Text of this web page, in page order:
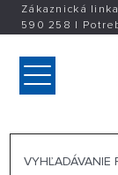
Zákaznická
590 258 |